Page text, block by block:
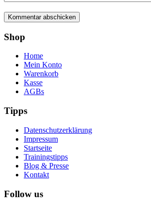
Shop
Home
Mein Konto
Warenkorb
Kasse
AGBs
Tipps
Datenschutzerklärung
Impressum
Startseite
Trainingstipps
Blog & Presse
Kontakt
Follow us